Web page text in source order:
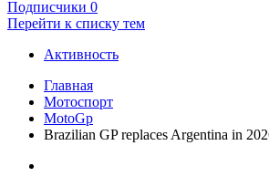
Подписчики 0
Перейти к списку тем
Активность
Главная
Мотоспорт
MotoGp
Brazilian GP replaces Argentina in